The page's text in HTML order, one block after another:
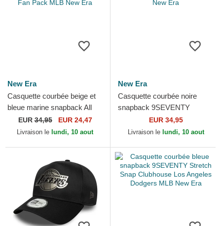
New Era
Casquette courbée beige et
bleue marine snapback All
Star Game 9FORTY Stretch
Snap Fan Pack MLB...
EUR34,95 EUR 24,47
Livraison le lundi, 10 aout
New Era
Casquette courbée noire
snapback 9SEVENTY
Stretch Snap Stated Boston
Bruins NHL New Era
EUR 34,95
Livraison le lundi, 10 aout